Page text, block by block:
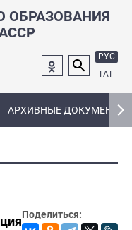
ОБРАЗОВАНИЯ
РУС
ТАТ
АРХИВНЫЕ ДОКУМЕНТЫ
Поделиться: